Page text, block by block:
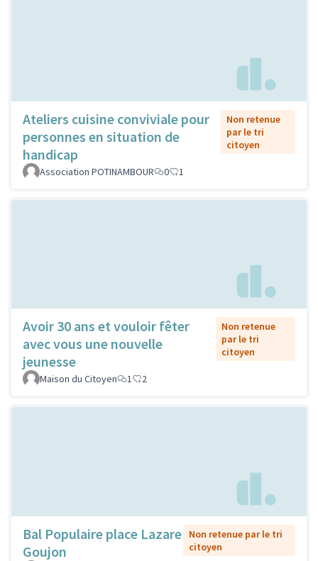
Ateliers cuisine conviviale pour
personnes en situation de
handicap
Non retenue
par le tri
citoyen
Association POTINAMBOUR 0 1
Avoir 30 ans et vouloir fêter
avec vous une nouvelle
jeunesse
Non retenue
par le tri
citoyen
Maison du Citoyen 1 2
Bal Populaire place Lazare
Goujon
Non retenue par le tri
citoyen